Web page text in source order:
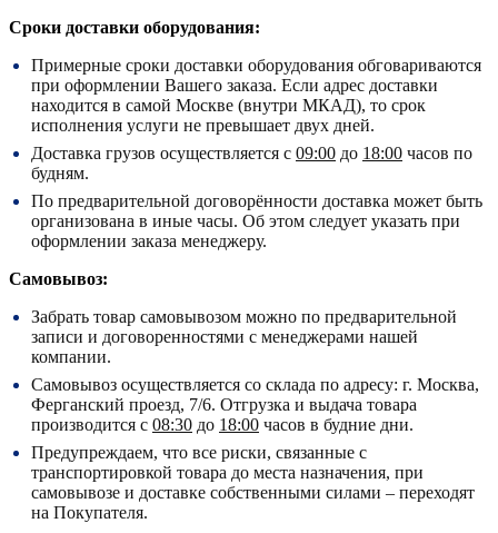
Сроки доставки оборудования:
Примерные сроки доставки оборудования обговариваются
при оформлении Вашего заказа. Если адрес доставки
находится в самой Москве (внутри МКАД), то срок
исполнения услуги не превышает двух дней.
Доставка грузов осуществляется с 09:00 до 18:00 часов по
будням.
По предварительной договорённости доставка может быть
организована в иные часы. Об этом следует указать при
оформлении заказа менеджеру.
Самовывоз:
Забрать товар самовывозом можно по предварительной
записи и договоренностями с менеджерами нашей
компании.
Самовывоз осуществляется со склада по адресу: г. Москва,
Ферганский проезд, 7/6. Отгрузка и выдача товара
производится с 08:30 до 18:00 часов в будние дни.
Предупреждаем, что все риски, связанные с
транспортировкой товара до места назначения, при
самовывозе и доставке собственными силами – переходят
на Покупателя.